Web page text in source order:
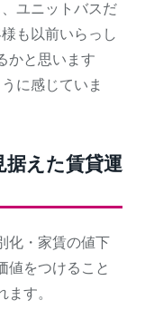
ユニットバスだ
も以前いらっし
かと思います
に感じていま
据えた賃貸運
化・家賃の値下
値をつけること
す。